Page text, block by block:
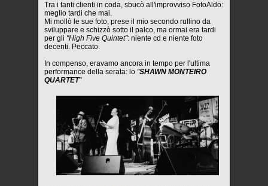
Tra i tanti clienti in coda, sbucò all'improvviso FotoAldo:
meglio tardi che mai.
Mi mollò le sue foto, prese il mio secondo rullino da
sviluppare e schizzò sotto il palco, ma ormai era tardi
per gli "High Five Quintet": niente cd e niente foto
decenti. Peccato.
In compenso, eravamo ancora in tempo per l'ultima
performance della serata: lo "SHAWN MONTEIRO
QUARTET"